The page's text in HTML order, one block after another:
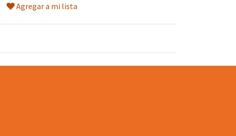
Agregar a mi lista